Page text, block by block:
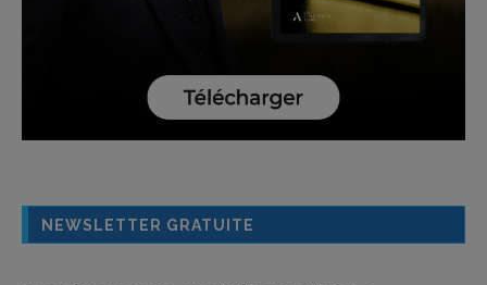
NEWSLETTER GRATUITE